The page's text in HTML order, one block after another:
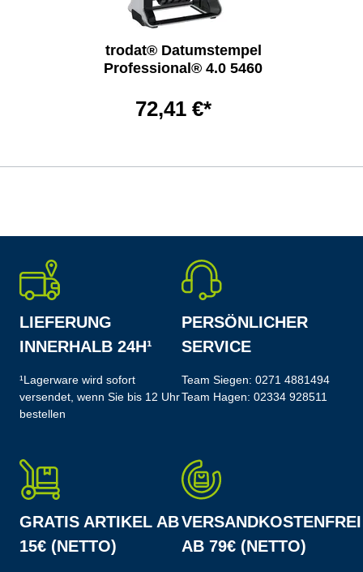
trodat® Datumstempel
Professional® 4.0 5460
72,41 €*
LIEFERUNG
INNERHALB 24H¹
¹Lagerware wird sofort
versendet, wenn Sie bis 12 Uhr
bestellen
PERSÖNLICHER
SERVICE
Team Siegen: 0271 4881494
Team Hagen: 02334 928511
GRATIS ARTIKEL AB
15€ (NETTO)
VERSANDKOSTENFREI
AB 79€ (NETTO)